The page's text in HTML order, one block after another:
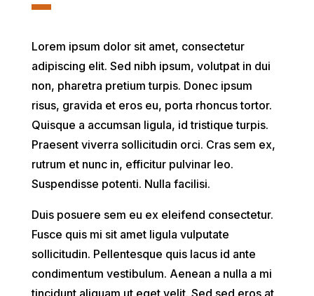
Lorem ipsum dolor sit amet, consectetur
adipiscing elit. Sed nibh ipsum, volutpat in dui
non, pharetra pretium turpis. Donec ipsum
risus, gravida et eros eu, porta rhoncus tortor.
Quisque a accumsan ligula, id tristique turpis.
Praesent viverra sollicitudin orci. Cras sem ex,
rutrum et nunc in, efficitur pulvinar leo.
Suspendisse potenti. Nulla facilisi.
Duis posuere sem eu ex eleifend consectetur.
Fusce quis mi sit amet ligula vulputate
sollicitudin. Pellentesque quis lacus id ante
condimentum vestibulum. Aenean a nulla a mi